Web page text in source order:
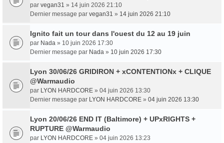
par vegan31 » 14 juin 2026 21:10
Dernier message par vegan31 » 14 juin 2026 21:10
Ignito fait un tour dans l'ouest du 12 au 19 juin
par Nada » 10 juin 2026 17:30
Dernier message par Nada » 10 juin 2026 17:30
Lyon 30/06/26 GRIDIRON + xCONTENTIONx + CLIQUE
@Warmaudio
par LYON HARDCORE » 04 juin 2026 13:30
Dernier message par LYON HARDCORE » 04 juin 2026 13:30
Lyon 20/06/26 END IT (Baltimore) + UPxRIGHTS +
RUPTURE @Warmaudio
par LYON HARDCORE » 04 juin 2026 13:23